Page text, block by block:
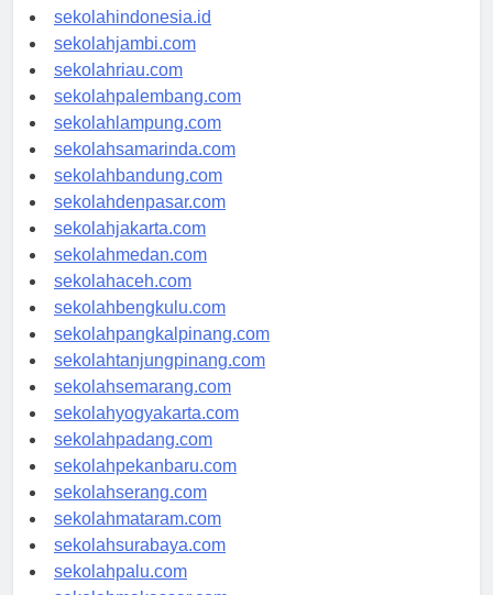
rsud-indonesia.org
sekolahindonesia.id
sekolahjambi.com
sekolahriau.com
sekolahpalembang.com
sekolahlampung.com
sekolahsamarinda.com
sekolahbandung.com
sekolahdenpasar.com
sekolahjakarta.com
sekolahmedan.com
sekolahaceh.com
sekolahbengkulu.com
sekolahpangkalpinang.com
sekolahtanjungpinang.com
sekolahsemarang.com
sekolahyogyakarta.com
sekolahpadang.com
sekolahpekanbaru.com
sekolahserang.com
sekolahmataram.com
sekolahsurabaya.com
sekolahpalu.com